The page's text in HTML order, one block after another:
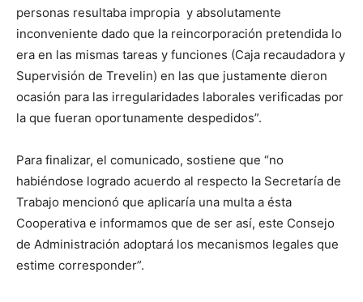
personas resultaba impropia y absolutamente
inconveniente dado que la reincorporación pretendida lo
era en las mismas tareas y funciones (Caja recaudadora y
Supervisión de Trevelin) en las que justamente dieron
ocasión para las irregularidades laborales verificadas por
la que fueran oportunamente despedidos”.
Para finalizar, el comunicado, sostiene que “no
habiéndose logrado acuerdo al respecto la Secretaría de
Trabajo mencionó que aplicaría una multa a ésta
Cooperativa e informamos que de ser así, este Consejo
de Administración adoptará los mecanismos legales que
estime corresponder”.